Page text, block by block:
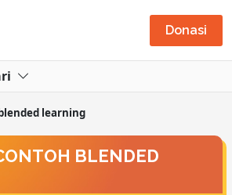
Donasi
learning
BLENDED